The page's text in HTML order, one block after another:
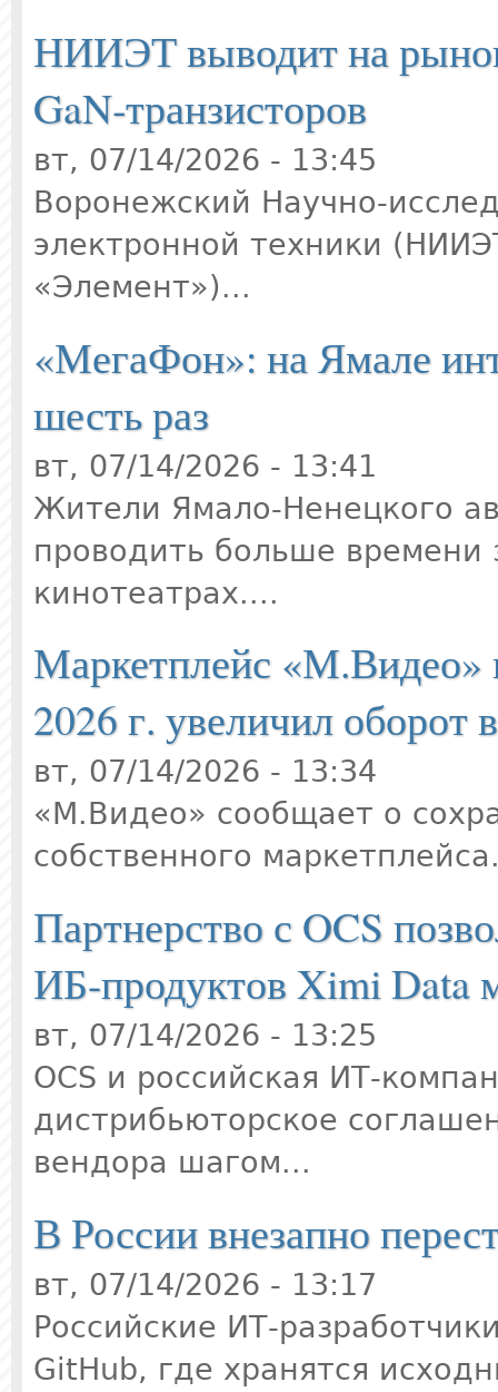
НИИЭТ выводит на
GaN‑транзисторов
вт, 07/14/2026 - 13:45
Воронежский
электронной техники
«Элемент»)...
«МегаФон»: на Ямале
шесть раз
вт, 07/14/2026 - 13:41
Жители Ямало-Ненецкого
проводить больше времени
кинотеатрах....
Маркетплейс «М.Видео»
2026 г. увеличил оборот
вт, 07/14/2026 - 13:34
«М.Видео» сообщает о
собственного
Партнерство с OCS
ИБ-продуктов Ximi Data
вт, 07/14/2026 - 13:25
OCS и российская ИТ-
дистрибьюторское
вендора шагом...
В России внезапно
вт, 07/14/2026 - 13:17
Российские ИТ-
GitHub, где хранятся